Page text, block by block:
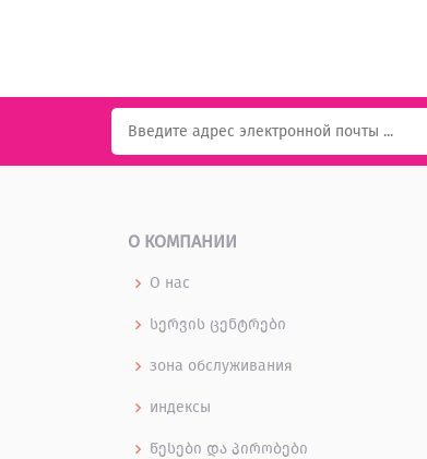
О КОМПАНИИ
О нас
სერვის ცენტრები
зона обслуживания
индексы
წესები და პირობები